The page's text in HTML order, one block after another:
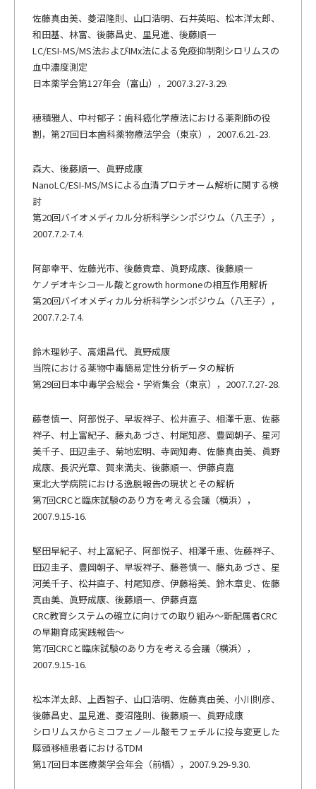
佐藤真由美、菱沼隆則、山口浩明、石井英昭、松本洋太郎、
和田基、林富、後藤昌史、里見進、後藤順一
LC/ESI-MS/MS法およびIMx法による免疫抑制剤シロリムスの
血中濃度測定
日本薬学会第127年会（富山），2007.3.27-3.29.
穂積雅人、中村郁子：歯科癌化学療法における薬剤師の役
割，第27回日本歯科薬物療法学会（東京），2007.6.21-23.
森大、後藤順一、眞野成康
NanoLC/ESI-MS/MSによる血清プロテオーム解析に関する検
討
第20回バイオメディカル分析科学シンポジウム（八王子），
2007.7.2-7.4.
阿部幸平、佐藤光市、後藤貴章、眞野成康、後藤順一
ケノデオキシコール酸とgrowth hormoneの相互作用解析
第20回バイオメディカル分析科学シンポジウム（八王子），
2007.7.2-7.4.
鈴木理紗子、高畑昌代、眞野成康
当院における薬物中毒簡易定性分析データの解析
第29回日本中毒学会総会・学術集会（東京），2007.7.27-28.
藤巻慎一、阿部悦子、早坂祥子、松井直子、相澤千恵、佐藤
祥子、村上富紀子、藤丸あづさ、村尾知彦、豊岡朝子、星河
美千子、田辺圭子、菊地宏明、寺岡知寿、佐藤真由美、眞野
成康、長沢光章、賀来満夫、後藤順一、伊藤貞嘉
東北大学病院における逸脱報告の現状とその解析
第7回CRCと臨床試験のあり方を考える会議（横浜），
2007.9.15-16.
堅田早紀子、村上富紀子、阿部悦子、相澤千恵、佐藤祥子、
田辺圭子、豊岡朝子、早坂祥子、藤巻慎一、藤丸あづさ、星
河美千子、松井直子、村尾知彦、伊藤裕美、鈴木章史、佐藤
真由美、眞野成康、後藤順一、伊藤貞嘉
CRC教育システムの確立に向けての取り組み～新配属者CRC
の早期育成実践報告～
第7回CRCと臨床試験のあり方を考える会議（横浜），
2007.9.15-16.
松本洋太郎、上西智子、山口浩明、佐藤真由美、小川則彦、
後藤昌史、里見進、菱沼隆則、後藤順一、眞野成康
シロリムスからミコフェノール酸モフェチルに投与変更した
膵頭移植患者におけるTDM
第17回日本医療薬学会年会（前橋），2007.9.29-9.30.